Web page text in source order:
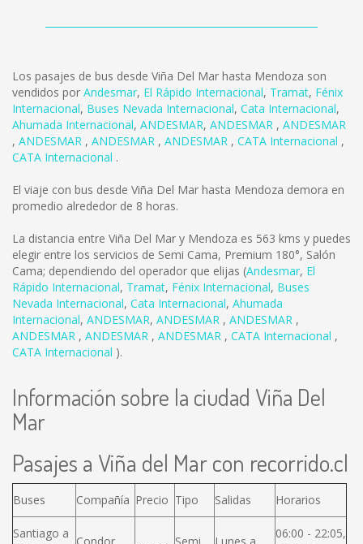
Los pasajes de bus desde Viña Del Mar hasta Mendoza son
vendidos por Andesmar, El Rápido Internacional, Tramat, Fénix
Internacional, Buses Nevada Internacional, Cata Internacional,
Ahumada Internacional, ANDESMAR, ANDESMAR , ANDESMAR
, ANDESMAR , ANDESMAR , ANDESMAR , CATA Internacional ,
CATA Internacional .
El viaje con bus desde Viña Del Mar hasta Mendoza demora en
promedio alrededor de 8 horas.
La distancia entre Viña Del Mar y Mendoza es 563 kms y puedes
elegir entre los servicios de Semi Cama, Premium 180°, Salón
Cama; dependiendo del operador que elijas (Andesmar, El
Rápido Internacional, Tramat, Fénix Internacional, Buses
Nevada Internacional, Cata Internacional, Ahumada
Internacional, ANDESMAR, ANDESMAR , ANDESMAR ,
ANDESMAR , ANDESMAR , ANDESMAR , CATA Internacional ,
CATA Internacional ).
Información sobre la ciudad Viña Del
Mar
Pasajes a Viña del Mar con recorrido.cl
Buses Compañía Precio Tipo Salidas Horarios
Santiago a
06:00 - 22:05,